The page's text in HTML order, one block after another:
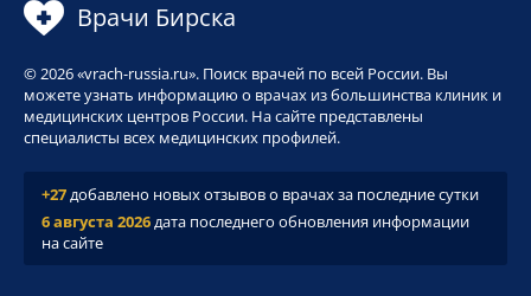
Врачи Бирска
© 2026 «vrach-russia.ru». Поиск врачей по всей России. Вы
можете узнать информацию о врачах из большинства клиник и
медицинских центров России. На сайте представлены
специалисты всех медицинских профилей.
+27добавлено новых отзывов о врачах за последние сутки
6 августа 2026дата последнего обновления информации
на сайте